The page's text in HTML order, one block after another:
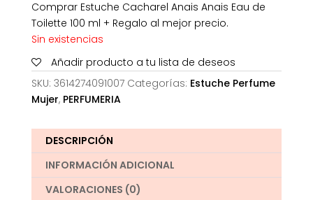
Comprar Estuche Cacharel Anais Anais Eau de
Toilette 100 ml + Regalo al mejor precio.
Sin existencias
Añadir producto a tu lista de deseos
SKU: 3614274091007 Categorías: Estuche Perfume
Mujer, PERFUMERIA
DESCRIPCIÓN
INFORMACIÓN ADICIONAL
VALORACIONES (0)